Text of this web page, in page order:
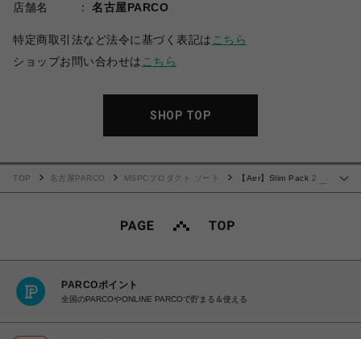
店舗名
名古屋PARCO
特定商取引法など法令に基づく表記は こちら
ショップお問い合わせは こちら
SHOP TOP
…
TOP 名古屋PARCO MSPCプロダクト ソート
【Aer】Slim Pack 2 X-
PARCOポイント
全国のPARCOやONLINE PARCOで貯まる＆使える